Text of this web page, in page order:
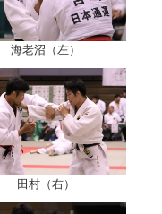
海老沼（左）
田村（右）